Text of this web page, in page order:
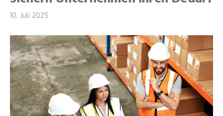
10. Juli 2025